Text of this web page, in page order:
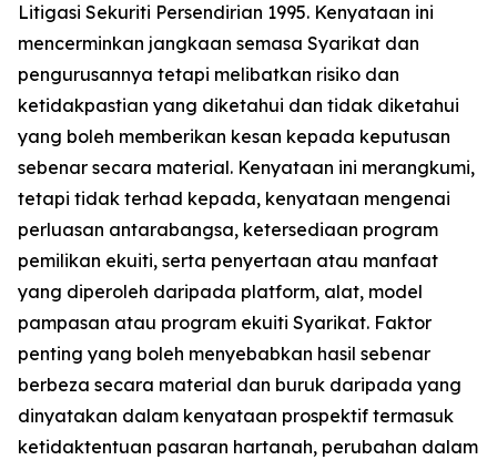
Litigasi Sekuriti Persendirian 1995. Kenyataan ini
mencerminkan jangkaan semasa Syarikat dan
pengurusannya tetapi melibatkan risiko dan
ketidakpastian yang diketahui dan tidak diketahui
yang boleh memberikan kesan kepada keputusan
sebenar secara material. Kenyataan ini merangkumi,
tetapi tidak terhad kepada, kenyataan mengenai
perluasan antarabangsa, ketersediaan program
pemilikan ekuiti, serta penyertaan atau manfaat
yang diperoleh daripada platform, alat, model
pampasan atau program ekuiti Syarikat. Faktor
penting yang boleh menyebabkan hasil sebenar
berbeza secara material dan buruk daripada yang
dinyatakan dalam kenyataan prospektif termasuk
ketidaktentuan pasaran hartanah, perubahan dalam